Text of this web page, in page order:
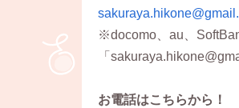
※docomo、au、
「
お電話はこちらから！